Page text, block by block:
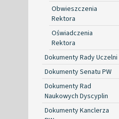
Obwieszczenia
Rektora
Oświadczenia
Rektora
Dokumenty Rady Uczelni
Dokumenty Senatu PW
Dokumenty Rad
Naukowych Dyscyplin
Dokumenty Kanclerza